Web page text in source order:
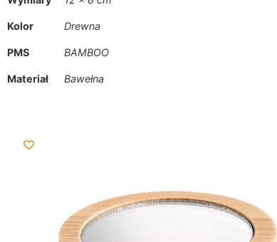
Kolor Drewna
PMS BAMBOO
Materiał Bawełna